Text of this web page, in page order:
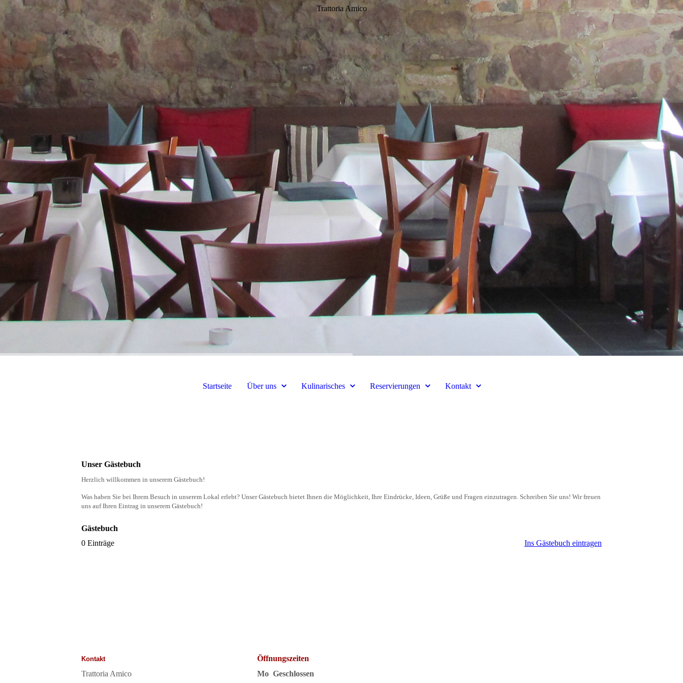
Trattoria Amico
Startseite Über uns Kulinarisches Reservierungen Kontakt
Unser Gästebuch
Herzlich willkommen in unserem Gästebuch!
Was haben Sie bei Ihrem Besuch in unserem Lokal erlebt? Unser Gästebuch bietet Ihnen die Möglichkeit, Ihre Eindrücke, Ideen, Grüße und Fragen einzutragen. Schreiben Sie uns! Wir freuen
uns auf Ihren Eintrag in unserem Gästebuch!
Gästebuch
0 Einträge
Ins Gästebuch eintragen
Kontakt
Trattoria Amico
Öffnungszeiten
Mo Geschlossen